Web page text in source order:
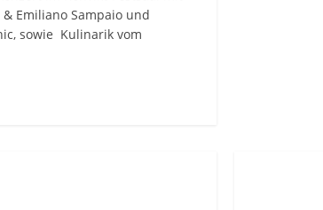
Emiliano Sampaio und
sowie Kulinarik vom